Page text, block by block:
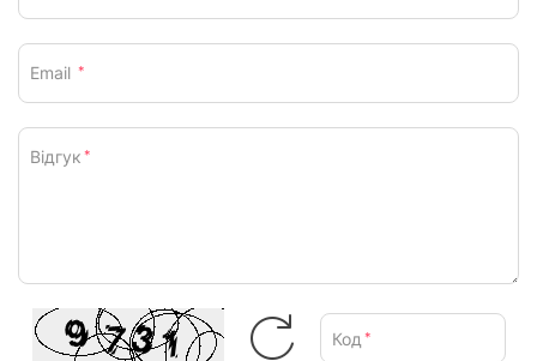
Email *
Відгук *
Код *